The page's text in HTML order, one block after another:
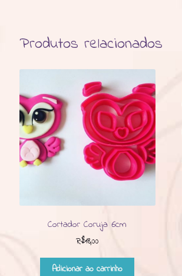
Produtos relacionados
Cortador Coruja 6cm
R$18,00
Adicionar ao carrinho